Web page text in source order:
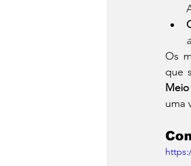
Os
que
uma